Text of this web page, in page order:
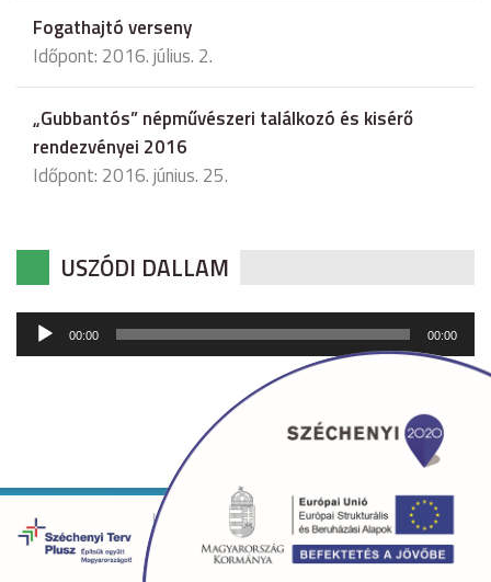
Fogathajtó verseny
Időpont: 2016. július. 2.
„Gubbantós” népművészeri találkozó és kisérő
rendezvényei 2016
Időpont: 2016. június. 25.
USZÓDI DALLAM
Audió
lejátszó
00:00 00:00
Copyright © 2026 uszod.hu Minden jog fenntartva. •
Készítette:fridrik.me